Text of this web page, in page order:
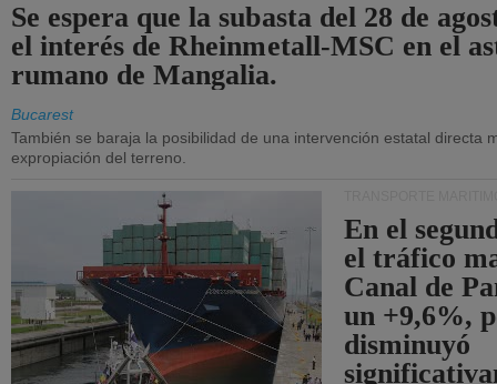
Se espera que la subasta del 28 de
el interés de Rheinmetall-MSC en el
rumano de Mangalia.
Bucarest
También se baraja la posibilidad de una intervención estatal directa
expropiación del terreno.
En el
el tráfico
Canal de
un +9,6%,
disminuyó